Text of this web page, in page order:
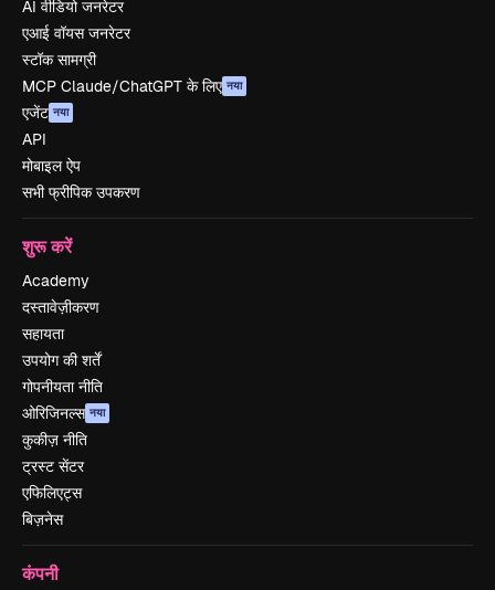
AI वीडियो जनरेटर
एआई वॉयस जनरेटर
स्टॉक सामग्री
MCP Claude/ChatGPT के लिए नया
एजेंट नया
API
मोबाइल ऐप
सभी फ्रीपिक उपकरण
शुरू करें
Academy
दस्तावेज़ीकरण
सहायता
उपयोग की शर्तें
गोपनीयता नीति
ओरिजिनल्स नया
कुकीज़ नीति
ट्रस्ट सेंटर
एफिलिएट्स
बिज़नेस
कंपनी